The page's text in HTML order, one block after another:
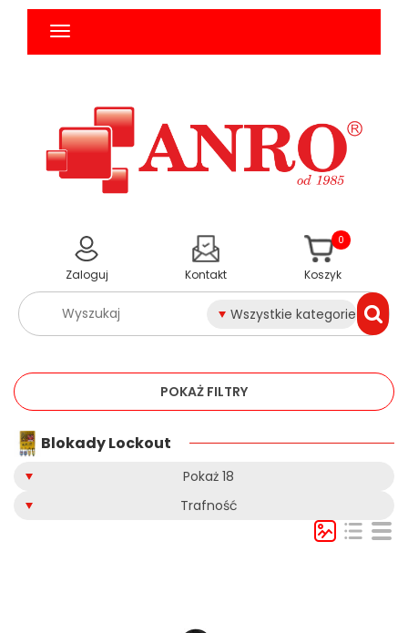
Wszystkie kategorie
Zaloguj Kontakt Koszyk
0
POKAŻ FILTRY
Blokady Lockout
Pokaż 18
Trafność